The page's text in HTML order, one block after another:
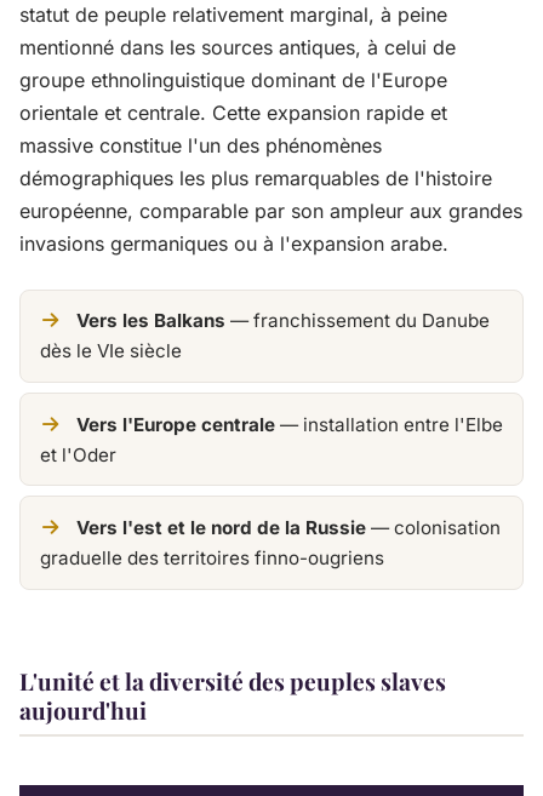
statut de peuple relativement marginal, à peine
mentionné dans les sources antiques, à celui de
groupe ethnolinguistique dominant de l'Europe
orientale et centrale. Cette expansion rapide et
massive constitue l'un des phénomènes
démographiques les plus remarquables de l'histoire
européenne, comparable par son ampleur aux grandes
invasions germaniques ou à l'expansion arabe.
Vers les Balkans — franchissement du Danube
dès le VIe siècle
Vers l'Europe centrale— installation entre l'Elbe
et l'Oder
Vers l'est et le nord de la Russie— colonisation
graduelle des territoires finno-ougriens
L'unité et la diversité des peuples slaves
aujourd'hui